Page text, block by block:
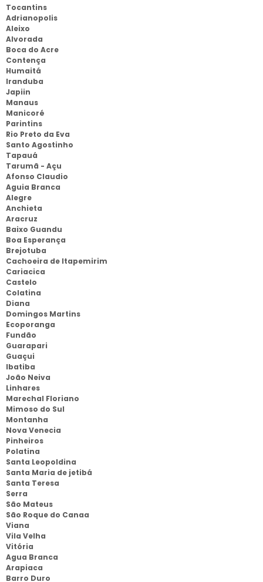
Tocantins
Adrianopolis
Aleixo
Alvorada
Boca do Acre
Contença
Humaitá
Iranduba
Japiin
Manaus
Manicoré
Parintins
Rio Preto da Eva
Santo Agostinho
Tapauá
Tarumã - Açu
Afonso Claudio
Aguia Branca
Alegre
Anchieta
Aracruz
Baixo Guandu
Boa Esperança
Brejotuba
Cachoeira de Itapemirim
Cariacica
Castelo
Colatina
Diana
Domingos Martins
Ecoporanga
Fundão
Guarapari
Guaçui
Ibatiba
João Neiva
Linhares
Marechal Floriano
Mimoso do Sul
Montanha
Nova Venecia
Pinheiros
Polatina
Santa Leopoldina
Santa Maria de jetibá
Santa Teresa
Serra
São Mateus
São Roque do Canaa
Viana
Vila Velha
Vitória
Agua Branca
Arapiaca
Barro Duro